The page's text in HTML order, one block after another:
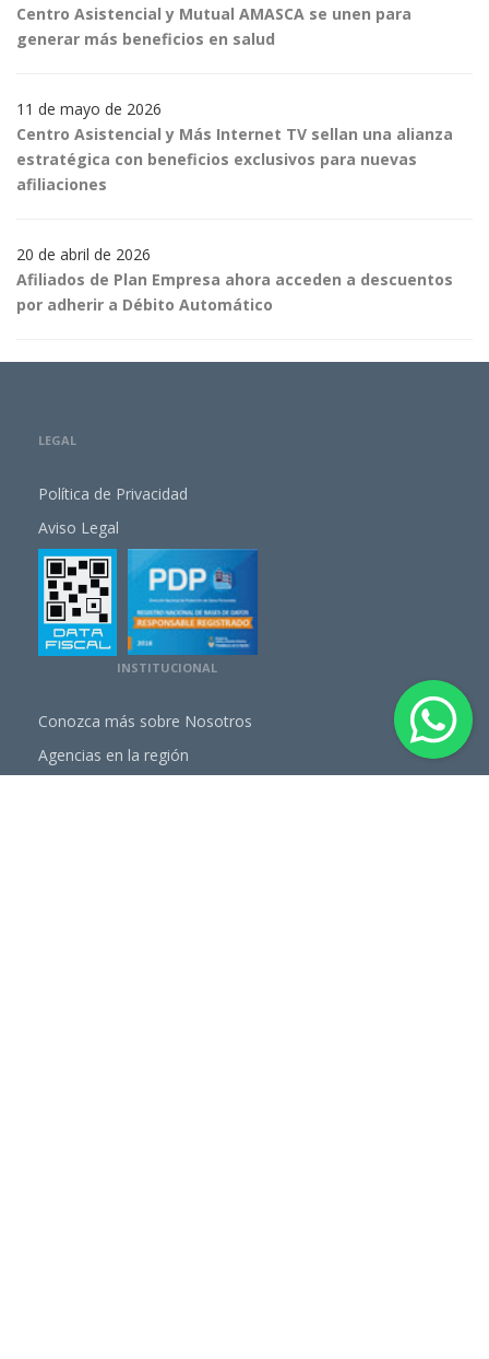
Centro Asistencial y Mutual AMASCA se unen para
generar más beneficios en salud
11 de mayo de 2026
Centro Asistencial y Más Internet TV sellan una alianza
estratégica con beneficios exclusivos para nuevas
afiliaciones
20 de abril de 2026
Afiliados de Plan Empresa ahora acceden a descuentos
por adherir a Débito Automático
LEGAL
Política de Privacidad
Aviso Legal
INSTITUCIONAL
Conozca más sobre Nosotros
Agencias en la región